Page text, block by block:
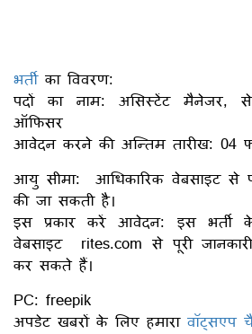
भर्ती का विवरण:
पदों का नाम: असिस्टेंट
ऑफिसर
आवेदन करने की अन्तिम तारीख: 04
आयु सीमा: आधिकारिक वेबसाइट से
की जा सकती है।
इस प्रकार करें आवेदन: इस भर्ती
वेबसाइट rites.com से पूरी
कर सकते हैं।
PC: freepik
अपडेट खबरों के लिए हमारा वॉट्सएप